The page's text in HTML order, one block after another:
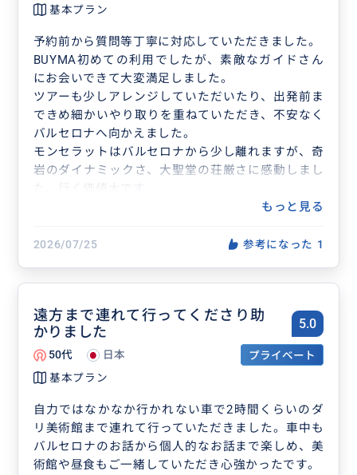
基本プラン
予約前から質問等丁寧に対応していただきました。
BUYMA初めての利用でしたが、素敵なガイドさん
にお会いできて大変満足しました。
ツアーも少しアレンジしていただいたり、出発前ま
できめ細かいやり取りを重ねていただき、不安なく
バルセロナへ向かえました。
モンセラットはバルセロナから少し離れますが、奇
岩のダイナミックさ、大聖堂の荘厳さに感動しまし
た。行く価値大です。
貸し切り状態で乗った登山電車も景色がよく楽しか
コロニアグエル教会ではharuさんに詳しい説明もし
教えていただいたレストランもとても美味しかった
またバルセロナへ行ったとき、もしくはバルセロナ
へ行く人がいるときはぜひharuさんにお願いしたい
と思います。
素敵な思い出をありがとうございました。
もっと見る
2026/07/25 参考になった 1
遠方まで連れて行ってくださり助
かりました
5.0
50代 日本
プライベート
基本プラン
自力ではなかなか行かれない車で2時間くらいのダ
リ美術館まで連れて行っていただきました。車中も
バルセロナのお話から個人的なお話まで楽しめ、美
術館や昼食もご一緒していただき心強かったです。